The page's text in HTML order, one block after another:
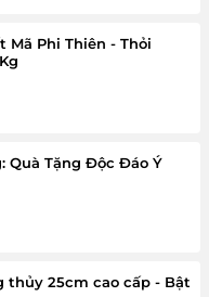
Mã Phi Thiên - Thỏi
Quà Tặng Độc Đáo Ý
thủy 25cm cao cấp - Bật